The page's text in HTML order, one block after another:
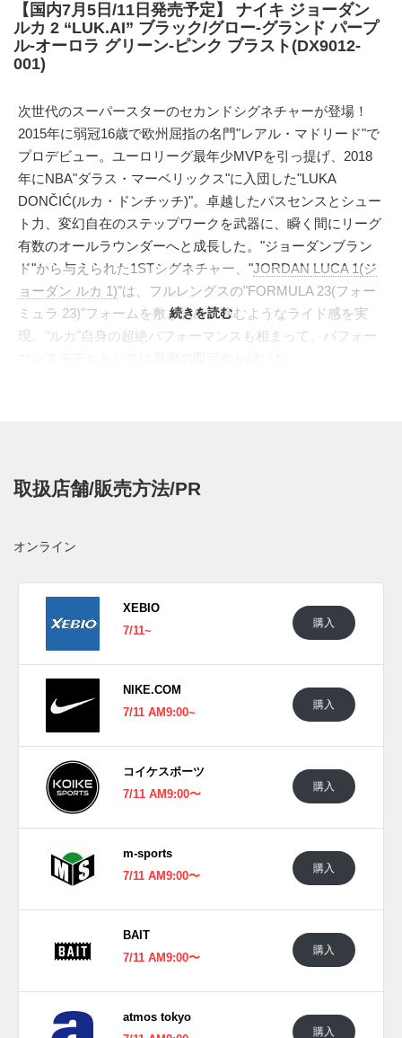
【国内7月5日/11日発売予定】 ナイキ ジョーダン
ルカ 2 “LUK.AI” ブラック/グロー-グランド パープ
ル-オーロラ グリーン-ピンク ブラスト(DX9012-
001)
次世代のスーパースターのセカンドシグネチャーが登場！
2015年に弱冠16歳で欧州屈指の名門"レアル・マドリード"で
プロデビュー。ユーロリーグ最年少MVPを引っ提げ、2018
年にNBA"ダラス・マーベリックス"に入団した"LUKA
DONČIĆ(ルカ・ドンチッチ)"。卓越したパスセンスとシュー
ト力、変幻自在のステップワークを武器に、瞬く間にリーグ
有数のオールラウンダーへと成長した。"ジョーダンブラン
ド"から与えられた1STシグネチャー、"JORDAN LUCA 1(ジ
ョーダン ルカ 1)"は、フルレングスの"FORMULA 23(フォー
ミュラ 23)"フォームを敷き詰め、弾むようなライド感を実
現。"ルカ"自身の超絶パフォーマンスも相まって、パフォー
クスからアウトソールにかけてはスリットのようにラインが
3.0(クシュロン 3.0)"ウェッジフォームを採用。前作同様、超
人的なプレーを引き出すハイスペックスモデルとして人気を
呼びそうだ。今作のカラーリングは仮想的な"Luk.AI"キャラ
クターをイメージ、未来的な雰囲気を醸し出すブラックとパ
海外では2023年7月5日にNIKE MEMBER限定発売、11日に
リテーラーで発売予定。価格は$130。
UPDATE
日本国内では7月5日からナイキ メンバー向けに、7月11日か
らはNIKE.COMと一部ジョーダン取扱店で発売予定。価格は
16,500円 (税込)。 また新たな情報が入り次第、スニーカーウ
ォーズのTwitter やFacebook などで報告したい。
続きを読む
取扱店舗/販売方法/PR
オンライン
XEBIO
7/11~
購入
NIKE.COM
7/11 AM9:00~
購入
コイケスポーツ
7/11 AM9:00〜
購入
m-sports
7/11 AM9:00〜
購入
BAIT
7/11 AM9:00〜
購入
atmos tokyo
購入